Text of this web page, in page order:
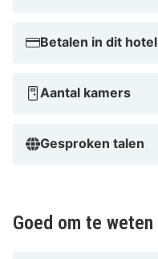
Betalen in dit hotel
Aantal kamers
Gesproken talen
Goed om te weten